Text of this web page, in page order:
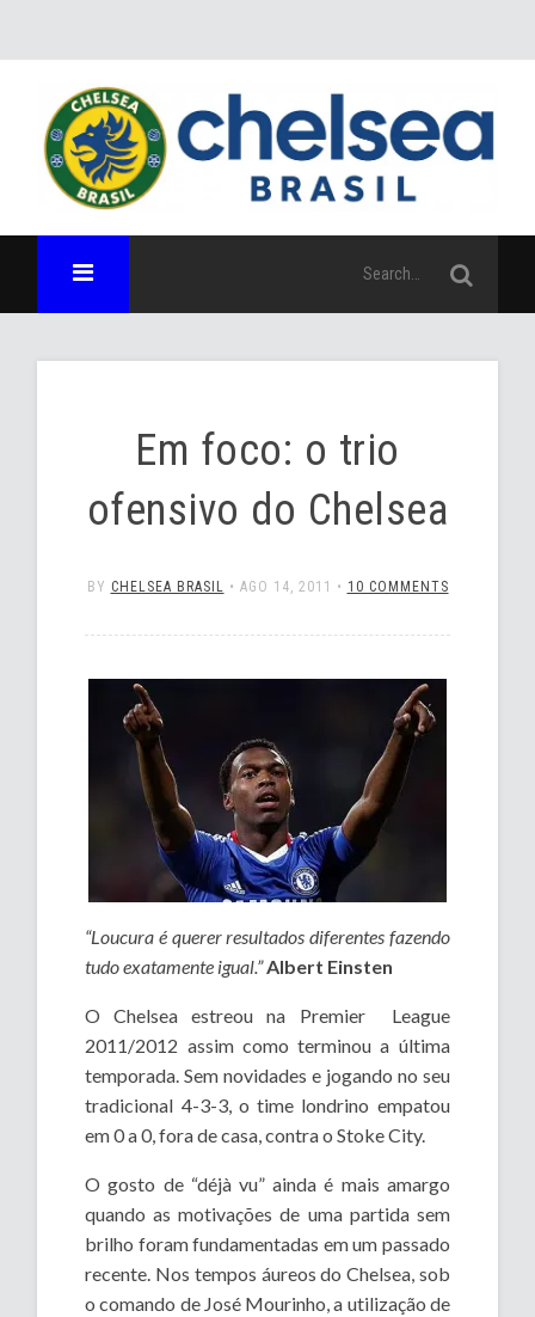
Em foco: o trio
ofensivo do Chelsea
BY CHELSEA BRASIL • AGO 14, 2011 • 10 COMMENTS
“Loucura é querer resultados diferentes fazendo
tudo exatamente igual.”Albert Einsten
O Chelsea estreou na Premier League
2011/2012 assim como terminou a última
temporada. Sem novidades e jogando no seu
tradicional 4-3-3, o time londrino empatou
em 0 a 0, fora de casa, contra o Stoke City.
O gosto de “déjà vu” ainda é mais amargo
quando as motivações de uma partida sem
brilho foram fundamentadas em um passado
recente. Nos tempos áureos do Chelsea, sob
o comando de José Mourinho, a utilização de